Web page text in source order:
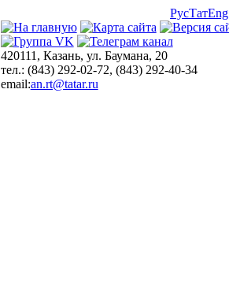
РусТатEng
420111, Казань, ул. Баумана, 20
тел.: (843) 292-02-72, (843) 292-40-34
email:an.rt@tatar.ru